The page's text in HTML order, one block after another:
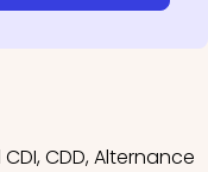
CDD, Alternance